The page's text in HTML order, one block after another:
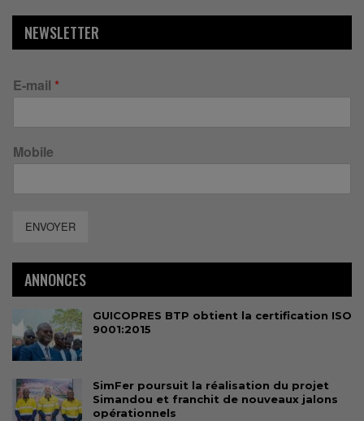
NEWSLETTER
E-mail *
Mobile
ENVOYER
ANNONCES
GUICOPRES BTP obtient la certification ISO
9001:2015
SimFer poursuit la réalisation du projet
Simandou et franchit de nouveaux jalons
opérationnels